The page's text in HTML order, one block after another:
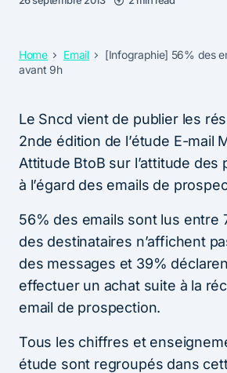
Home Email
[Infographie] 56% des
avant 9h
Le Sncd vient de publier les
2nde édition de l’étude E-mail
Attitude BtoB sur l’attitude des
à l’égard des emails de
56% des emails sont lus entre
des destinataires n’affichent
des messages et 39%
effectuer un achat suite à la
email de prospection.
Tous les chiffres et
étude sont regroupés dans